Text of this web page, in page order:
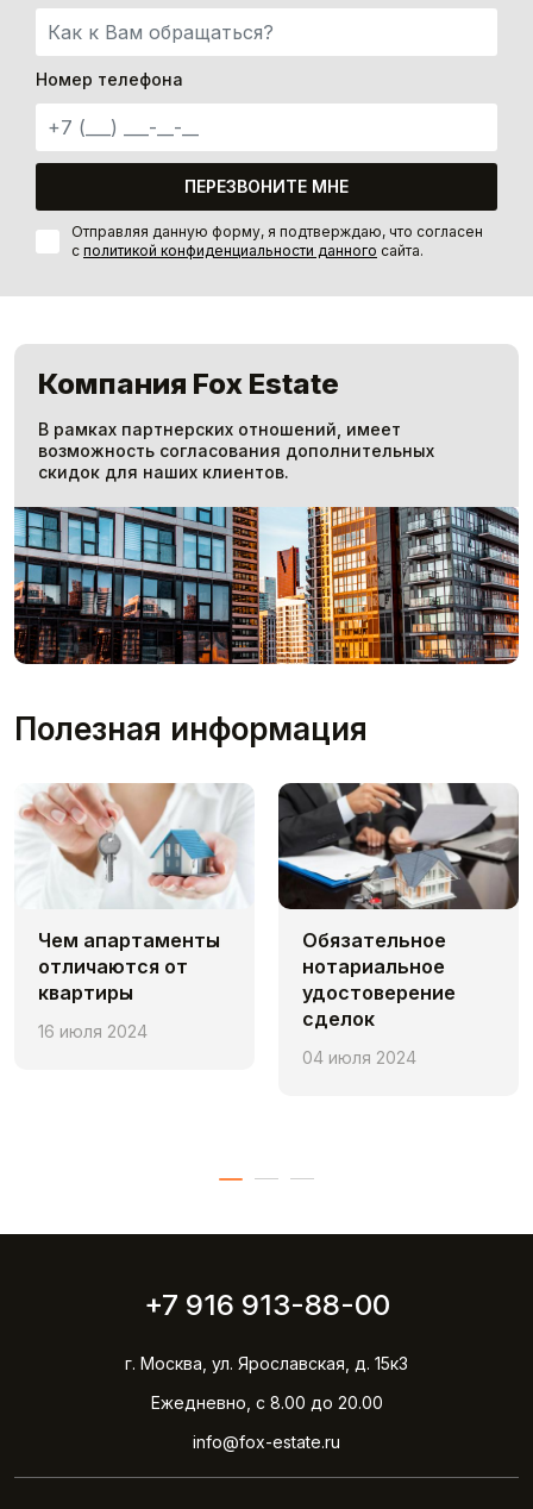
Номер телефона
ПЕРЕЗВОНИТЕ МНЕ
Отправляя данную форму, я подтверждаю, что согласен
с политикой конфиденциальности данного сайта.
Компания Fox Estate
В рамках партнерских отношений, имеет
возможность согласования дополнительных
скидок для наших клиентов.
Полезная информация
Чем апaртаменты
отличаются от
квартиры
16 июля 2024
Обязательное
нотариальное
удостоверение
сделок
04 июля 2024
+7 916 913-88-00
г. Москва, ул. Ярославская, д. 15к3
Ежедневно, с 8.00 до 20.00
info@fox-estate.ru